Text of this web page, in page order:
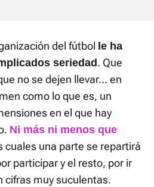
del fútbol le ha
seriedad . Que
no se dejen llevar... en
como lo que es, un
en el que hay
Ni más ni menos que
cuales una parte se repartirá
participar y el resto, por ir
cifras muy suculentas.